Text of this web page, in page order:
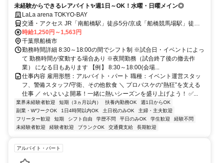
未経験からできるレアバイト✨週1日～OK！水曜・日曜メイン◎
LaLa arena TOKYO-BAY
交通・アクセス JR「南船橋駅」徒歩5分/京成「船橋競馬場駅」徒歩
16分
時給1,250円～1,563円
千葉県船橋市
勤務時間詳細 8:30～18:00の間でシフト制 ※試合日・イベントによっ
て 勤務時間が変動する場合あり ※夜間勤務（試合終了後の撤去作
業） になる日もあります 【例】 8:30～18:00(会場...
仕事内容 雇用形態：アルバイト・パート 職種：イベント運営スタッ
フ、警備スタッフ/守衛、その他飲食 ＼ プロバスケの“熱狂”を支える
仕事 ／ ⭐いよいよ開幕！一緒に熱いシーズンを盛り上げよう！ ✅...
業界未経験者歓迎 短期（3ヵ月以内） 扶養内勤務OK
週1日からOK
副業・WワークOK
1日4時間以内OK 土日祝のみOK
主婦・主夫歓迎
フリーター歓迎
短期 シフト自由 学歴不問 平日のみOK 学生歓迎
経験不問
未経験者歓迎
経験者歓迎 ブランクOK 交通費支給 長期歓迎
アルバイト・パート